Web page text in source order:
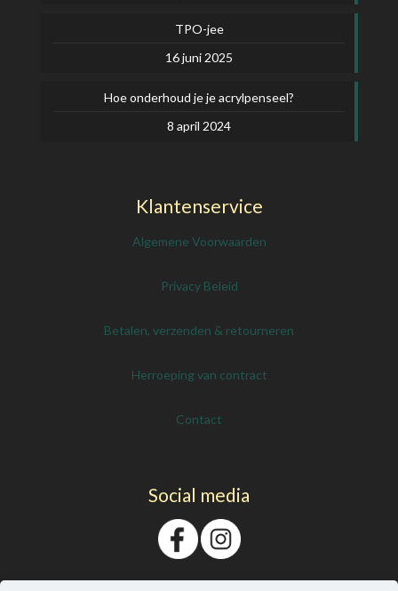
TPO-jee
16 juni 2025
Hoe onderhoud je je acrylpenseel?
8 april 2024
Klantenservice
Algemene Voorwaarden
Privacy Beleid
Betalen, verzenden & retourneren
Herroeping van contract
Contact
Social media